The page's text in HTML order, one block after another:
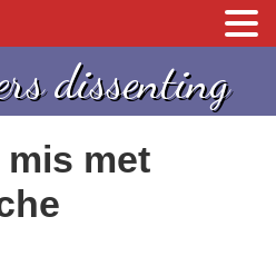
dissenting
met